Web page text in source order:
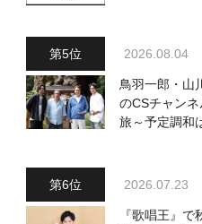
2026.08.04
鳥羽一郎・山
のCSチャン
旅～予定調和
2026.07.23
『歌唱王』